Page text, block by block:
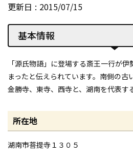
更新日 2015/07/15
基本情報
「源氏物語」に登場する斎王一行が
まったと伝えられています。南側の古
金勝寺、東寺、西寺と、湖南を代表す
所在地
湖南市菩提寺１３０５